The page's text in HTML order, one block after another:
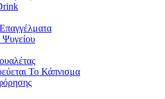
Το Κάπνισμα